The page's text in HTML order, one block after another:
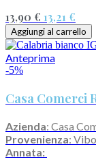
13,90 € 13,21 €
Aggiungi al carrello
Anteprima
-5%
Casa Comerci
Azienda: Casa
Provenienza:
Annata: